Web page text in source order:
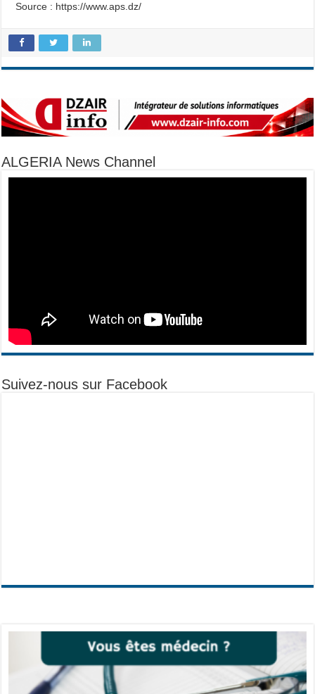
Source : https://www.aps.dz/
ALGERIA News Channel
Suivez-nous sur Facebook